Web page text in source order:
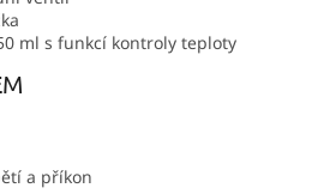
ml s funkcí kontroly teploty
a příkon